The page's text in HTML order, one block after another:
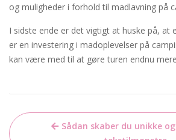
og muligheder i forhold til madlavning på
I sidste ende er det vigtigt at huske på, at
er en investering i madoplevelser på
kan være med til at gøre turen endnu
Indlægsnavigation
Sådan skaber du unikke